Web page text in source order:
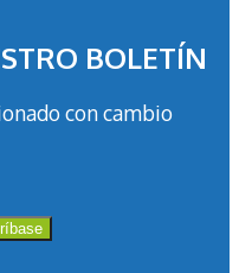
BOLETÍN
con cambio